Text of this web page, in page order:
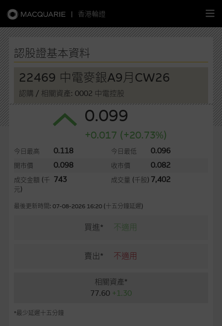
| 香港輪證
主頁
牛熊證
認股證基本資料
22469 中電麥銀A9月CW26
認購 / 相關資產: 0002 中電控股
0.099
+0.017 (+20.73%)
今日最高 0.118 今日最低 0.096
開市價 0.098 收市價 0.082
成交金額 (千
元)
743 成交量 (千股) 7,402
最後更新時間: 07-08-2026 16:20 (十五分鐘延遲)
買進* 不適用
賣出* 不適用
相關資產*
77.60 +1.30
*最少延遲十五分鐘